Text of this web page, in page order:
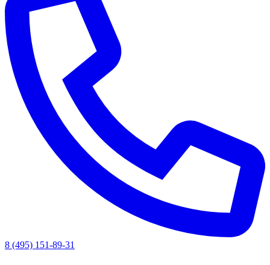
8 (495) 151-89-31